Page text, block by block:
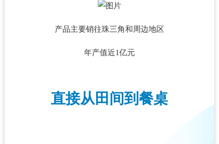
产品主要销往珠三角和周边地区
年产值近1亿元
直接从田间到餐桌